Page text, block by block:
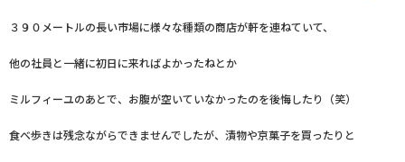
３９０メートルの長い市場に様々な種類の商店が軒を連ねていて、
他の社員と一緒に初日に来ればよかったねとか
ミルフィーユのあとで、お腹が空いていなかったのを後悔したり（笑）
食べ歩きは残念ながらできませんでしたが、漬物や京菓子を買ったりと